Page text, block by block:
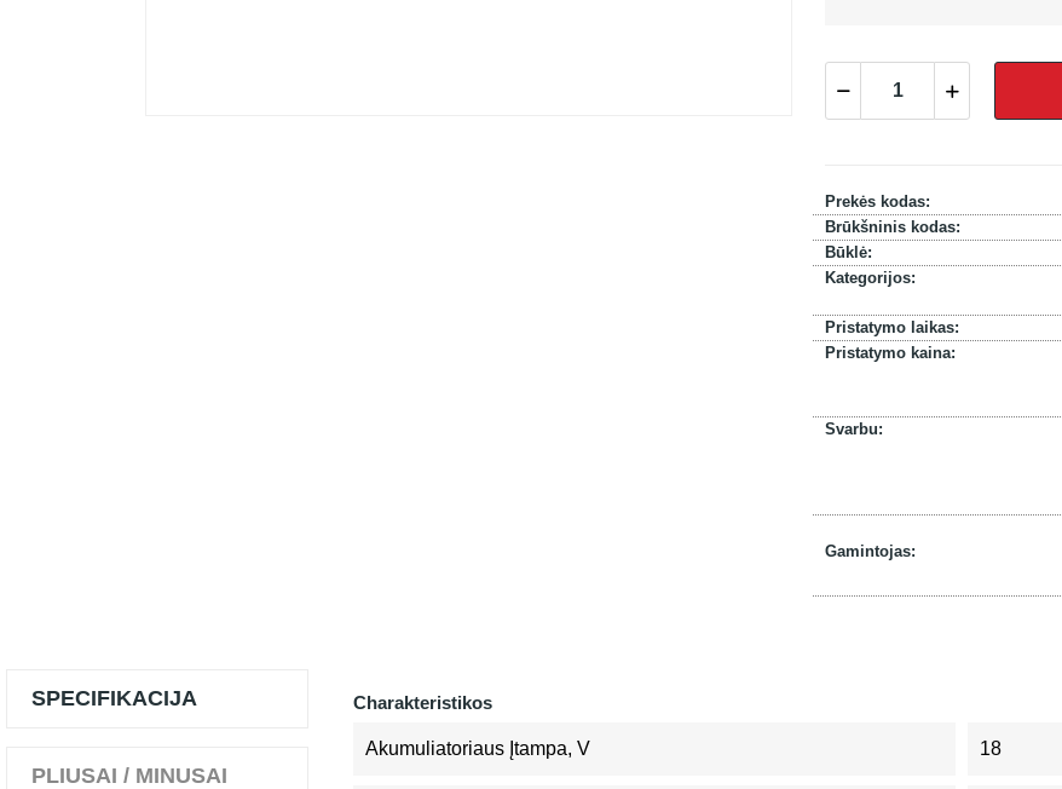
Prekės kodas:
Brūkšninis kodas:
Būklė:
Kategorijos:
Pristatymo laikas:
Pristatymo kaina:
Svarbu:
Gamintojas:
SPECIFIKACIJA
PLIUSAI / MINUSAI
Charakteristikos
Akumuliatoriaus Įtampa, V 18